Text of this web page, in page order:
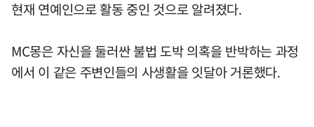
현재 연예인으로 활동 중인 것으로 알려졌다.
MC몽은 자신을 둘러싼 불법 도박 의혹을 반박하는 과정
에서 이 같은 주변인들의 사생활을 잇달아 거론했다.